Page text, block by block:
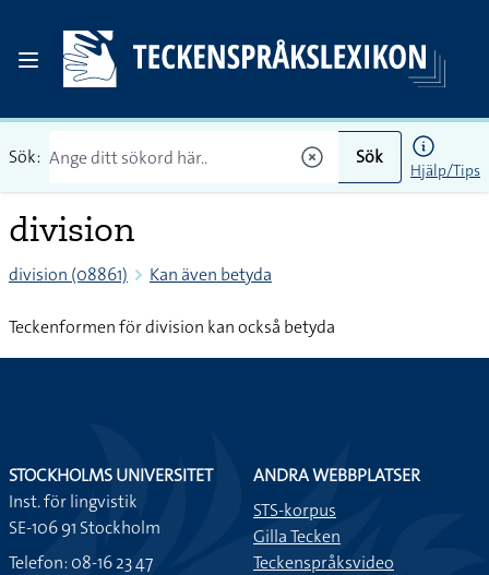
Sök: Sök
Hjälp/Tips
division
division (08861) Kan även betyda
Teckenformen för division kan också betyda
STOCKHOLMS UNIVERSITET
Inst. för lingvistik
SE-106 91 Stockholm
Telefon: 08-16 23 47
ANDRA WEBBPLATSER
STS-korpus
Gilla Tecken
Teckenspråksvideo